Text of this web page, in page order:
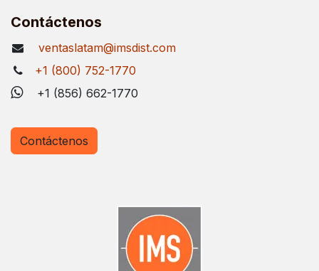
Contáctenos
ventaslatam@imsdist.com
+1 (800) 752-1770
+1 (856) 662-1770
Contáctenos